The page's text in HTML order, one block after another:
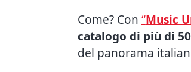
Come? Con “Music
catalogo di più di
del panorama